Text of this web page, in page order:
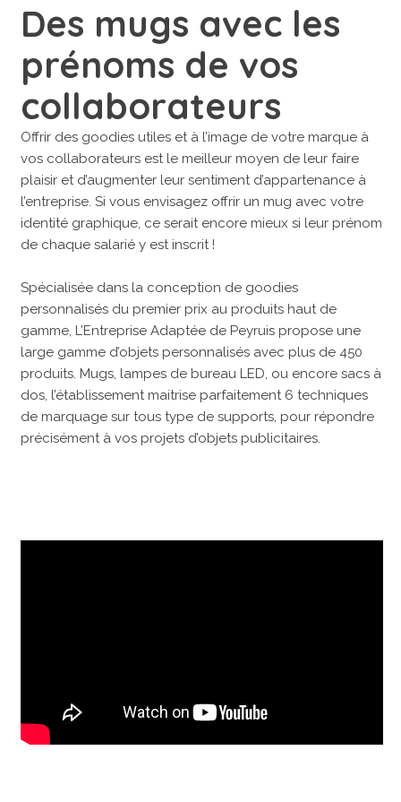
Des mugs avec les
prénoms de vos
collaborateurs
Offrir des goodies utiles et à l’image de votre marque à
vos collaborateurs est le meilleur moyen de leur faire
plaisir et d’augmenter leur sentiment d’appartenance à
l’entreprise. Si vous envisagez offrir un mug avec votre
identité graphique, ce serait encore mieux si leur prénom
de chaque salarié y est inscrit !
Spécialisée dans la conception de goodies
personnalisés du premier prix au produits haut de
gamme, L’Entreprise Adaptée de Peyruis propose une
large gamme d’objets personnalisés avec plus de 450
produits. Mugs, lampes de bureau LED, ou encore sacs à
dos, l’établissement maitrise parfaitement 6 techniques
de marquage sur tous type de supports, pour répondre
précisément à vos projets d’objets publicitaires.